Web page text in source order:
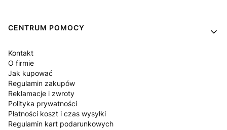
Linki w stopce
CENTRUM POMOCY
Kontakt
O firmie
Jak kupować
Regulamin zakupów
Reklamacje i zwroty
Polityka prywatności
Płatności koszt i czas wysyłki
Regulamin kart podarunkowych